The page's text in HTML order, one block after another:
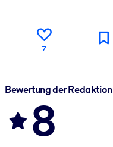
7
Bewertung der Redaktion
8